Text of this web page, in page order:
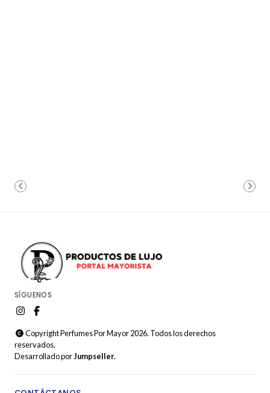
SÍGUENOS
Copyright Perfumes Por Mayor 2026. Todos los derechos
reservados.
Desarrollado porJumpseller.